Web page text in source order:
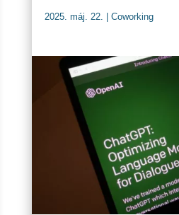
2025. máj. 22. | Coworking